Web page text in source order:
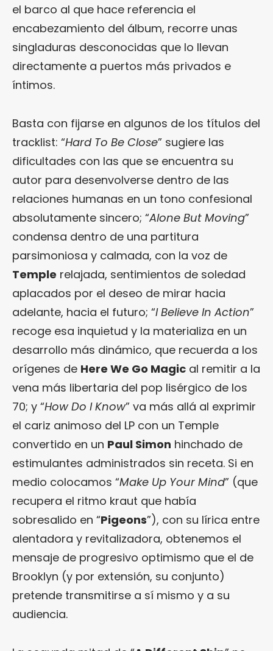
el barco al que hace referencia el
encabezamiento del álbum, recorre unas
singladuras desconocidas que lo llevan
directamente a puertos más privados e
íntimos.
Basta con fijarse en algunos de los títulos del
tracklist: “Hard To Be Close” sugiere las
dificultades con las que se encuentra su
autor para desenvolverse dentro de las
relaciones humanas en un tono confesional
absolutamente sincero; “Alone But Moving”
condensa dentro de una partitura
parsimoniosa y calmada, con la voz de
Temple relajada, sentimientos de soledad
aplacados por el deseo de mirar hacia
adelante, hacia el futuro; “I Believe In Action”
recoge esa inquietud y la materializa en un
desarrollo más dinámico, que recuerda a los
orígenes de Here We Go Magic al remitir a la
vena más libertaria del pop lisérgico de los
70; y “How Do I Know” va más allá al exprimir
el cariz animoso del LP con un Temple
convertido en un Paul Simon hinchado de
estimulantes administrados sin receta. Si en
medio colocamos “Make Up Your Mind” (que
recupera el ritmo kraut que había
sobresalido en “Pigeons”), con su lírica entre
alentadora y revitalizadora, obtenemos el
mensaje de progresivo optimismo que el de
Brooklyn (y por extensión, su conjunto)
pretende transmitirse a sí mismo y a su
audiencia.